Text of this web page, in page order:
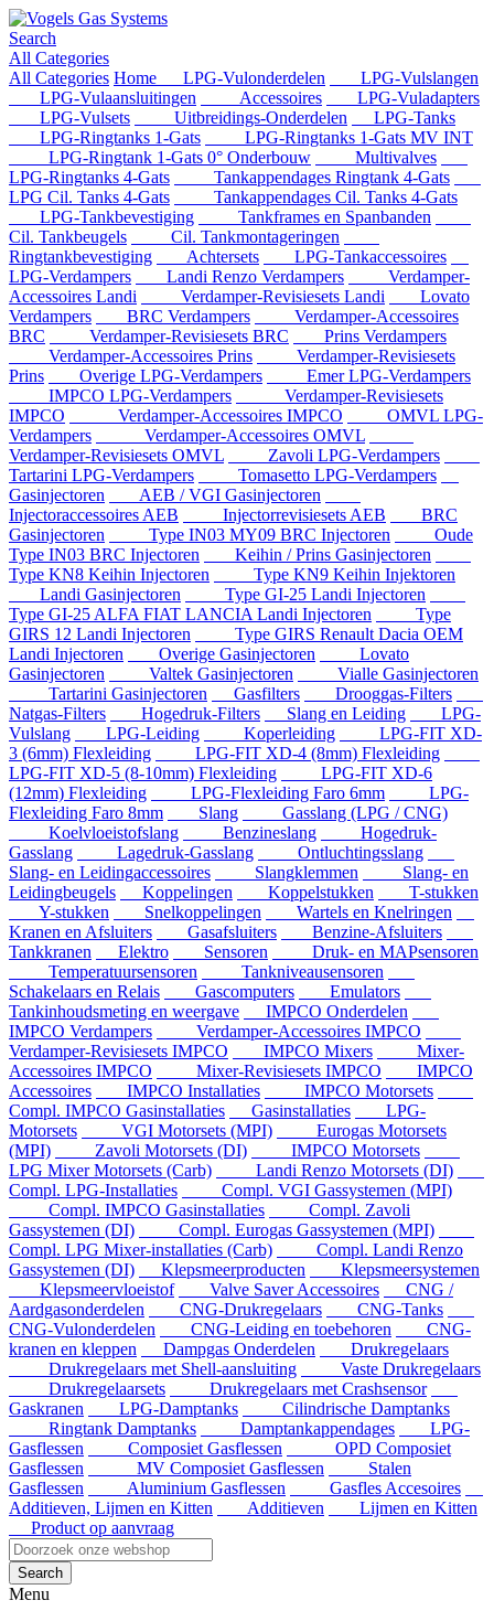
Search
All Categories
All Categories Home LPG-Vulonderdelen
LPG-Vulslangen
LPG-Vulaansluitingen
Accessoires
LPG-Vuladapters
LPG-Vulsets
Uitbreidings-Onderdelen
LPG-Tanks
LPG-Ringtanks 1-Gats
LPG-Ringtanks 1-Gats MV INT
LPG-Ringtank 1-Gats 0° Onderbouw
Multivalves
LPG-Ringtanks 4-Gats
Tankappendages Ringtank 4-Gats
LPG Cil. Tanks 4-Gats
Tankappendages Cil. Tanks 4-Gats
LPG-Tankbevestiging
Tankframes en Spanbanden
Cil. Tankbeugels
Cil. Tankmontageringen
Ringtankbevestiging
Achtersets
LPG-Tankaccessoires
LPG-Verdampers
Landi Renzo Verdampers
Verdamper-
Accessoires Landi
Verdamper-Revisiesets Landi
Lovato
Verdampers
BRC Verdampers
Verdamper-Accessoires
BRC
Verdamper-Revisiesets BRC
Prins Verdampers
Verdamper-Accessoires Prins
Verdamper-Revisiesets
Prins
Overige LPG-Verdampers
Emer LPG-Verdampers
IMPCO LPG-Verdampers
Verdamper-Revisiesets
IMPCO
Verdamper-Accessoires IMPCO
OMVL LPG-
Verdampers
Verdamper-Accessoires OMVL
Verdamper-Revisiesets OMVL
Zavoli LPG-Verdampers
Tartarini LPG-Verdampers
Tomasetto LPG-Verdampers
Gasinjectoren
AEB / VGI Gasinjectoren
Injectoraccessoires AEB
Injectorrevisiesets AEB
BRC
Gasinjectoren
Type IN03 MY09 BRC Injectoren
Oude
Type IN03 BRC Injectoren
Keihin / Prins Gasinjectoren
Type KN8 Keihin Injectoren
Type KN9 Keihin Injektoren
Landi Gasinjectoren
Type GI-25 Landi Injectoren
Type GI-25 ALFA FIAT LANCIA Landi Injectoren
Type
GIRS 12 Landi Injectoren
Type GIRS Renault Dacia OEM
Landi Injectoren
Overige Gasinjectoren
Lovato
Gasinjectoren
Valtek Gasinjectoren
Vialle Gasinjectoren
Tartarini Gasinjectoren
Gasfilters
Drooggas-Filters
Natgas-Filters
Hogedruk-Filters Slang en Leiding
LPG-
Vulslang
LPG-Leiding Koperleiding
LPG-FIT XD-
3 (6mm) Flexleiding
LPG-FIT XD-4 (8mm) Flexleiding
LPG-FIT XD-5 (8-10mm) Flexleiding
LPG-FIT XD-6
(12mm) Flexleiding
LPG-Flexleiding Faro 6mm
LPG-
Flexleiding Faro 8mm
Slang
Gasslang (LPG / CNG)
Koelvloeistofslang
Benzineslang
Hogedruk-
Gasslang
Lagedruk-Gasslang
Ontluchtingsslang
Slang- en Leidingaccessoires
Slangklemmen
Slang- en
Leidingbeugels
Koppelingen Koppelstukken
T-stukken
Y-stukken
Snelkoppelingen
Wartels en Knelringen
Kranen en Afsluiters
Gasafsluiters
Benzine-Afsluiters
Tankkranen
Elektro Sensoren
Druk- en MAPsensoren
Temperatuursensoren
Tankniveausensoren
Schakelaars en Relais
Gascomputers
Emulators
Tankinhoudsmeting en weergave
IMPCO Onderdelen
IMPCO Verdampers
Verdamper-Accessoires IMPCO
Verdamper-Revisiesets IMPCO
IMPCO Mixers
Mixer-
Accessoires IMPCO
Mixer-Revisiesets IMPCO
IMPCO
Accessoires
IMPCO Installaties
IMPCO Motorsets
Compl. IMPCO Gasinstallaties
Gasinstallaties
LPG-
Motorsets
VGI Motorsets (MPI)
Eurogas Motorsets
(MPI)
Zavoli Motorsets (DI)
IMPCO Motorsets
LPG Mixer Motorsets (Carb)
Landi Renzo Motorsets (DI)
Compl. LPG-Installaties
Compl. VGI Gassystemen (MPI)
Compl. IMPCO Gasinstallaties
Compl. Zavoli
Gassystemen (DI)
Compl. Eurogas Gassystemen (MPI)
Compl. LPG Mixer-installaties (Carb)
Compl. Landi Renzo
Gassystemen (DI)
Klepsmeerproducten
Klepsmeersystemen
Klepsmeervloeistof
Valve Saver Accessoires
CNG /
Aardgasonderdelen
CNG-Drukregelaars
CNG-Tanks
CNG-Vulonderdelen
CNG-Leiding en toebehoren
CNG-
kranen en kleppen
Dampgas Onderdelen
Drukregelaars
Drukregelaars met Shell-aansluiting
Vaste Drukregelaars
Drukregelaarsets
Drukregelaars met Crashsensor
Gaskranen
LPG-Damptanks
Cilindrische Damptanks
Ringtank Damptanks
Damptankappendages
LPG-
Gasflessen
Composiet Gasflessen
OPD Composiet
Gasflessen
MV Composiet Gasflessen
Stalen
Gasflessen
Aluminium Gasflessen
Gasfles Accesoires
Additieven, Lijmen en Kitten
Additieven
Lijmen en Kitten
Product op aanvraag
Search
Menu